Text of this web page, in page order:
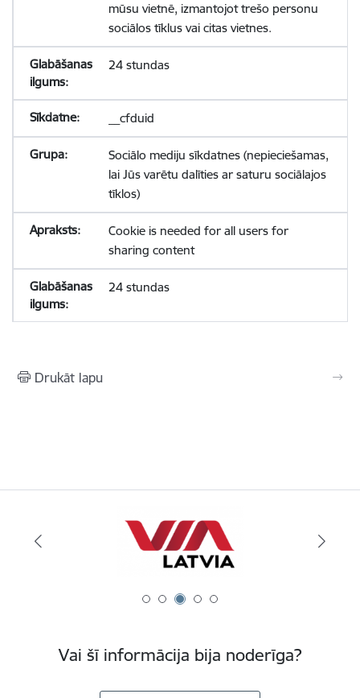
mūsu vietnē, izmantojot trešo personu
sociālos tīklus vai citas vietnes.
24 stundas
__cfduid
Sociālo mediju sīkdatnes (nepieciešamas,
lai Jūs varētu dalīties ar saturu sociālajos
tīklos)
Cookie is needed for all users for
sharing content
24 stundas
Drukāt lapu
Vai šī informācija bija noderīga?